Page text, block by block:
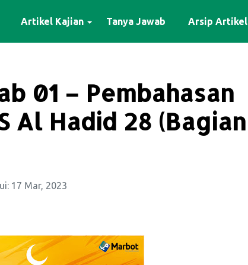
Artikel Kajian Tanya Jawab Arsip Artikel
01 – Pembahasan
Al Hadid 28 (Bagian
17 Mar, 2023